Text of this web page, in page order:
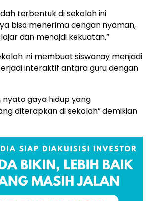
terbentuk di sekolah ini
bisa menerima dengan nyaman,
dan menajdi kekuatan.”
ini membuat siswanay menjadi
interaktif antara guru dengan
nyata gaya hidup yang
diterapkan di sekolah” demikian